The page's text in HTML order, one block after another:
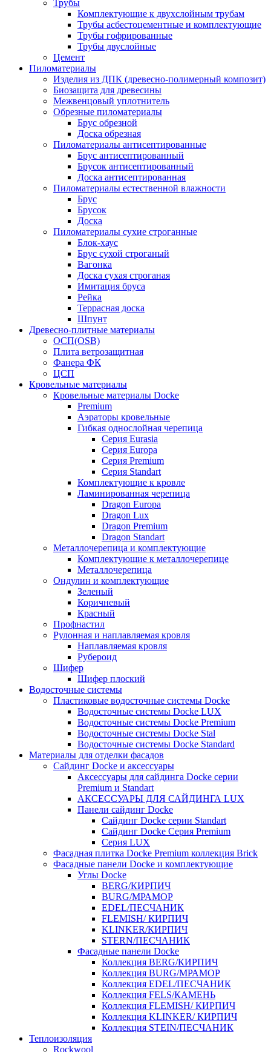
Трубы
Комплектующие к двухслойным трубам
Трубы асбестоцементные и комплектующие
Трубы гофрированные
Трубы двуслойные
Цемент
Пиломатериалы
Изделия из ДПК (древесно-полимерный композит)
Биозащита для древесины
Межвенцовый уплотнитель
Обрезные пиломатериалы
Брус обрезной
Доска обрезная
Пиломатериалы антисептированные
Брус антисептированный
Брусок антисептированный
Доска антисептированная
Пиломатериалы естественной влажности
Брус
Брусок
Доска
Пиломатериалы сухие строганные
Блок-хаус
Брус сухой строганый
Вагонка
Доска сухая строганая
Имитация бруса
Рейка
Террасная доска
Шпунт
Древесно-плитные материалы
ОСП(OSB)
Плита ветрозащитная
Фанера ФК
ЦСП
Кровельные материалы
Кровельные материалы Docke
Premium
Аэраторы кровельные
Гибкая однослойная черепица
Серия Eurasia
Серия Europa
Серия Premium
Серия Standart
Комплектующие к кровле
Ламинированная черепица
Dragon Europa
Dragon Lux
Dragon Premium
Dragon Standart
Металлочерепица и комплектующие
Комплектующие к металлочерепице
Металлочерепица
Ондулин и комплектующие
Зеленый
Коричневый
Красный
Профнастил
Рулонная и наплавляемая кровля
Наплавляемая кровля
Рубероид
Шифер
Шифер плоский
Водосточные системы
Пластиковые водосточные системы Docke
Водосточные системы Docke LUX
Водосточные системы Docke Premium
Водосточные системы Docke Stal
Водосточные системы Docke Standard
Материалы для отделки фасадов
Сайдинг Docke и аксессуары
Аксессуары для сайдинга Docke серии
Premium и Standart
АКСЕССУАРЫ ДЛЯ САЙДИНГА LUX
Панели сайдинг Docke
Cайдинг Docke серии Standart
Сайдинг Docke Серия Premium
Серия LUX
Фасадная плитка Docke Premium коллекция Brick
Фасадные панели Docke и комплектующие
Углы Docke
BERG/КИРПИЧ
BURG/МРАМОР
EDEL/ПЕСЧАНИК
FLEMISH/ КИРПИЧ
KLINKER/КИРПИЧ
STERN/ПЕСЧАНИК
Фасадные панели Docke
Коллекция BERG/КИРПИЧ
Коллекция BURG/МРАМОР
Коллекция EDEL/ПЕСЧАНИК
Коллекция FELS/КАМЕНЬ
Коллекция FLEMISH/ КИРПИЧ
Коллекция KLINKER/ КИРПИЧ
Коллекция STEIN/ПЕСЧАНИК
Теплоизоляция
Rockwool